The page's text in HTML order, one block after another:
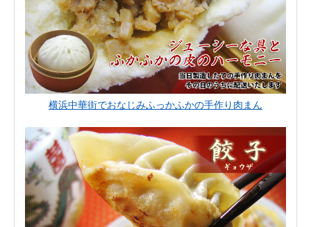
横浜中華街でおなじみふっかふかの手作り肉まん